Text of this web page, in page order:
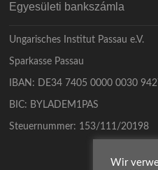
Egyesületi bankszámla
Ungarisches Institut Passau e.V.
Sparkasse Passau
IBAN: DE34 7405 0000 0030
BIC: BYLADEM1PAS
Steuernummer: 153/111/20198
Wir